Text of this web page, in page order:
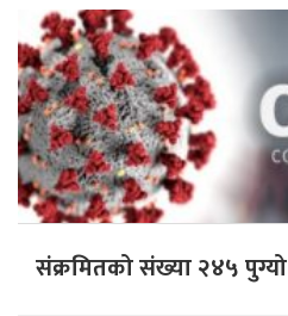
संक्रमितको संख्या २४५ पुग्यो